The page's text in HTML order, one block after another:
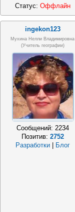
Статус: Оффлайн
ingekon123
Мухина Нелли Владимировна
(Учитель географии)
Сообщений: 2234
Позитив: 2752
Разработки
Блог